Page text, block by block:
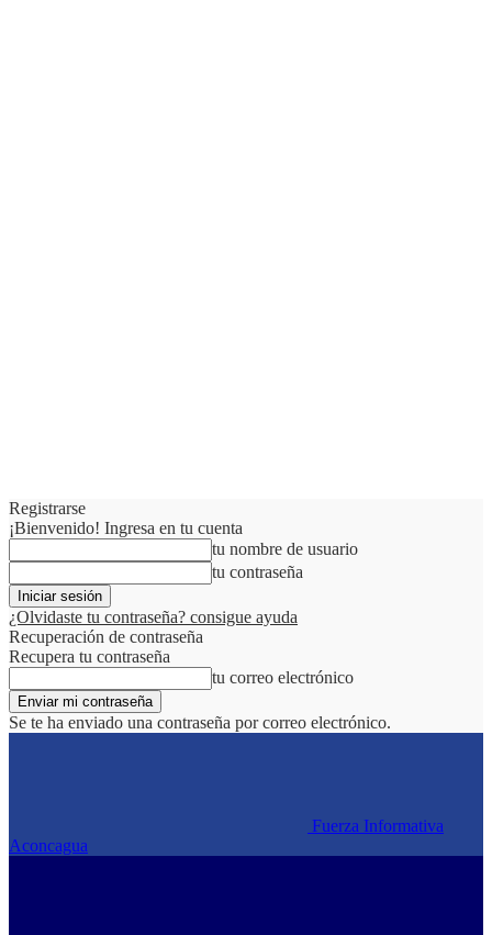
Registrarse
¡Bienvenido! Ingresa en tu cuenta
tu nombre de usuario
tu contraseña
¿Olvidaste tu contraseña? consigue ayuda
Recuperación de contraseña
Recupera tu contraseña
tu correo electrónico
Se te ha enviado una contraseña por correo electrónico.
Fuerza Informativa
Aconcagua